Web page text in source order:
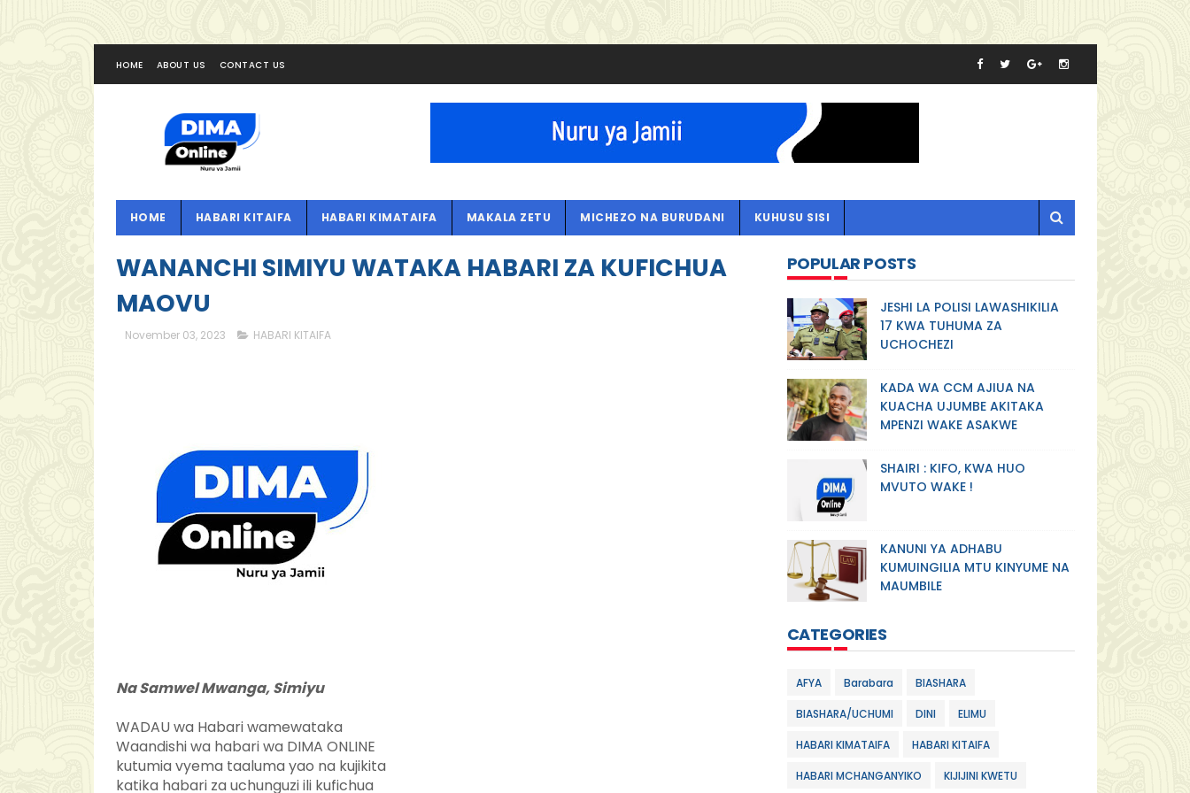
HOME ABOUT US CONTACT US
HOME HABARI KITAIFA HABARI KIMATAIFA MAKALA ZETU MICHEZO NA BURUDANI KUHUSU SISI
WANANCHI SIMIYU WATAKA HABARI ZA KUFICHUA
MAOVU
November 03, 2023 HABARI KITAIFA
Na Samwel Mwanga, Simiyu
WADAU wa Habari wamewataka
Waandishi wa habari wa DIMA ONLINE
kutumia vyema taaluma yao na kujikita
katika habari za uchunguzi ili kufichua
POPULAR POSTS
JESHI LA POLISI LAWASHIKILIA
17 KWA TUHUMA ZA
UCHOCHEZI
KADA WA CCM AJIUA NA
KUACHA UJUMBE AKITAKA
MPENZI WAKE ASAKWE
SHAIRI : KIFO, KWA HUO
MVUTO WAKE !
KANUNI YA ADHABU
KUMUINGILIA MTU KINYUME NA
MAUMBILE
CATEGORIES
AFYA Barabara BIASHARA
BIASHARA/UCHUMI DINI ELIMU
HABARI KIMATAIFA HABARI KITAIFA
HABARI MCHANGANYIKO KIJIJINI KWETU